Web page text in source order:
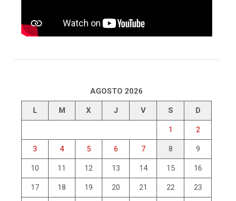
AGOSTO 2026
L M X J V S D
1 2
3 4 5 6 7 8 9
10 11 12 13 14 15 16
17 18 19 20 21 22 23